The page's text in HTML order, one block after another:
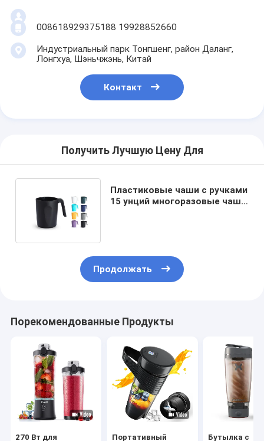
008618929375188 19928852660
Индустриальный парк Тонгшенг, район Даланг,
Лонгхуа, Шэньчжэнь, Китай
Контакт
Получить Лучшую Цену Для
Пластиковые чаши с ручками
15 унций многоразовые чаши
Продолжать
Порекомендованные Продукты
270 Вт для Портативный Бутылка с